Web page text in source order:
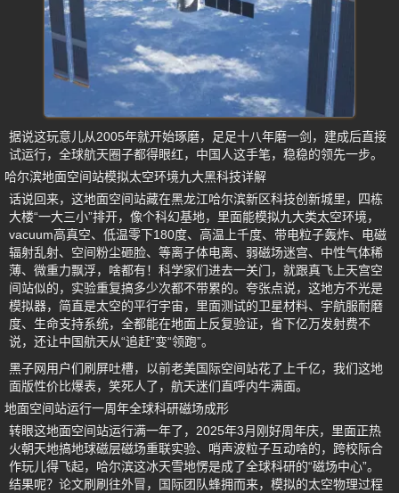
据说这玩意儿从2005年就开始琢磨，足足十八年磨一剑，建成后直接
试运行，全球航天圈子都得眼红，中国人这手笔，稳稳的领先一步。
哈尔滨地面空间站模拟太空环境九大黑科技详解
话说回来，这地面空间站藏在黑龙江哈尔滨新区科技创新城里，四栋
大楼“一大三小”排开，像个科幻基地，里面能模拟九大类太空环境，
vacuum高真空、低温零下180度、高温上千度、带电粒子轰炸、电磁
辐射乱射、空间粉尘砸脸、等离子体电离、弱磁场迷宫、中性气体稀
薄、微重力飘浮，啥都有！科学家们进去一关门，就跟真飞上天宫空
间站似的，实验重复搞多少次都不带累的。夸张点说，这地方不光是
模拟器，简直是太空的平行宇宙，里面测试的卫星材料、宇航服耐磨
度、生命支持系统，全都能在地面上反复验证，省下亿万发射费不
说，还让中国航天从“追赶”变“领跑”。
黑子网用户们刷屏吐槽，以前老美国际空间站花了上千亿，我们这地
面版性价比爆表，笑死人了，航天迷们直呼内牛满面。
地面空间站运行一周年全球科研磁场成形
转眼这地面空间站运行满一年了，2025年3月刚好周年庆，里面正热
火朝天地搞地球磁层磁场重联实验、哨声波粒子互动啥的，跨校际合
作玩儿得飞起，哈尔滨这冰天雪地愣是成了全球科研的“磁场中心”。
结果呢？论文刷刷往外冒，国际团队蜂拥而来，模拟的太空物理过程